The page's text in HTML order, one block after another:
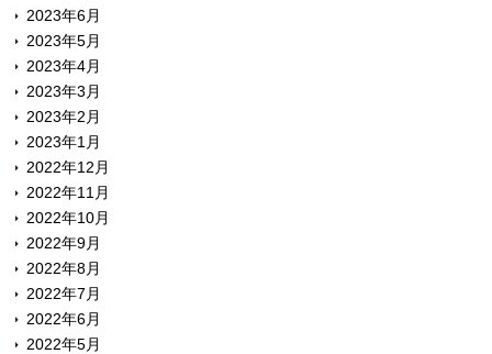
2023年6月
2023年5月
2023年4月
2023年3月
2023年2月
2023年1月
2022年12月
2022年11月
2022年10月
2022年9月
2022年8月
2022年7月
2022年6月
2022年5月